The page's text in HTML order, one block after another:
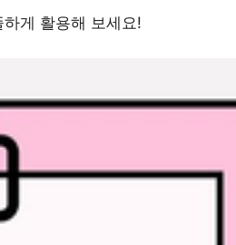
게 활용해 보세요!